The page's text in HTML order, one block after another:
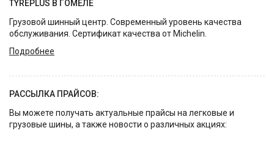
TYREPLUS В ГОМЕЛЕ
Грузовой шинный центр. Современный уровень качества
обслуживания. Сертификат качества от Michelin.
Подробнее
РАССЫЛКА ПРАЙСОВ:
Вы можете получать актуальные прайсы на легковые и
грузовые шины, а также новости о различных акциях: